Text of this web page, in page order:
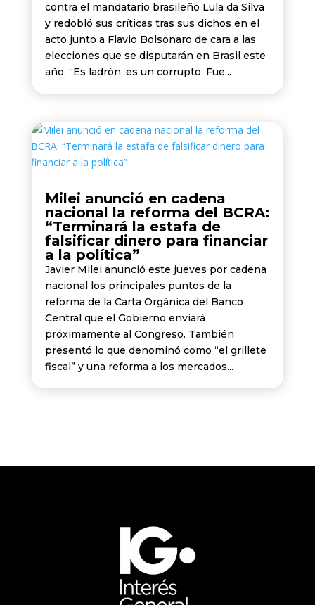
contra el mandatario brasileño Lula da Silva
y redobló sus críticas tras sus dichos en el
acto junto a Flavio Bolsonaro de cara a las
elecciones que se disputarán en Brasil este
año. “Es ladrón, es un corrupto. Fue...
Milei anunció en cadena
nacional la reforma del BCRA:
“Terminará la estafa de
falsificar dinero para financiar
a la política”
Javier Milei anunció este jueves por cadena
nacional los principales puntos de la
reforma de la Carta Orgánica del Banco
Central que el Gobierno enviará
próximamente al Congreso. También
presentó lo que denominó como “el grillete
fiscal” y una reforma a los mercados...